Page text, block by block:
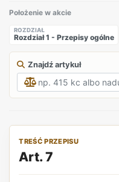
Położenie w akcie
ROZDZIAŁ
Rozdział 1 - Przepisy ogólne
Znajdź artykuł
TREŚĆ PRZEPISU
Art. 7